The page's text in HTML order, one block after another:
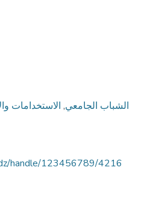
الشباب الجامعي, الاستخدامات
handle/123456789/4216